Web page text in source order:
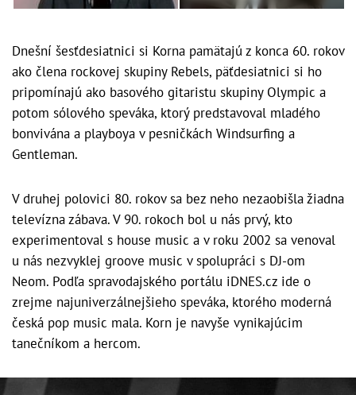
Dnešní šesťdesiatnici si Korna pamätajú z konca 60. rokov
ako člena rockovej skupiny Rebels, päťdesiatnici si ho
pripomínajú ako basového gitaristu skupiny Olympic a
potom sólového speváka, ktorý predstavoval mladého
bonvivána a playboya v pesničkách Windsurfing a
Gentleman.
V druhej polovici 80. rokov sa bez neho nezaobišla žiadna
televízna zábava. V 90. rokoch bol u nás prvý, kto
experimentoval s house music a v roku 2002 sa venoval
u nás nezvyklej groove music v spolupráci s DJ-om
Neom. Podľa spravodajského portálu iDNES.cz ide o
zrejme najuniverzálnejšieho speváka, ktorého moderná
česká pop music mala. Korn je navyše vynikajúcim
tanečníkom a hercom.